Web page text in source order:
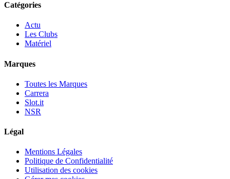
Catégories
Actu
Les Clubs
Matériel
Marques
Toutes les Marques
Carrera
Slot.it
NSR
Légal
Mentions Légales
Politique de Confidentialité
Utilisation des cookies